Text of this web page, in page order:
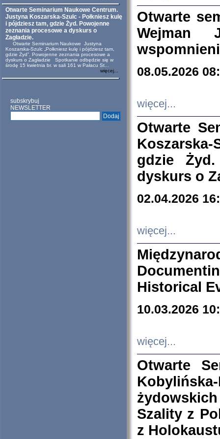
Otwarte Seminarium Naukowe Centrum.
Justyna Koszarska-Szulc - Połkniesz kulę
i pójdziesz tam, gdzie Żyd. Powojenne
zeznania procesowe a dyskurs o
Zagładzie.
Otwarte Seminarium Naukowe Justyna
Koszarska-Szulc „Połkniesz kulę i pójdziesz tam,
gdzie Żyd”. Powojenne zeznania procesowe a
dyskurs o Zagładzie Spotkanie odbędzie się w
środę 15 kwietnia br. w sali 161 w Pałacu St...
więcej...
subskrybuj
NEWSLETTER
Otwarte
Wejman
08.05.2026
więcej...
Otwarte
Koszarska-
gdzie
dyskurs o
02.04.2026
więcej...
Historical
10.03.2026
więcej...
Otwarte
Szality z
z